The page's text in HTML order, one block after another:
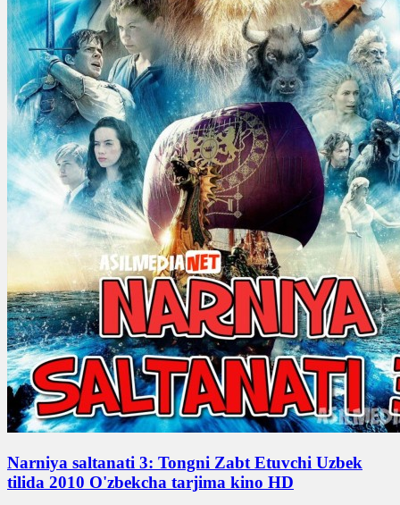
Narniya saltanati 3: Tongni Zabt Etuvchi Uzbek
tilida 2010 O'zbekcha tarjima kino HD